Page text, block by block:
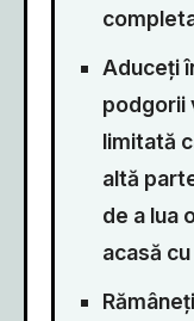
Aduceți
podgorii
limitată
altă
de a lua
acasă